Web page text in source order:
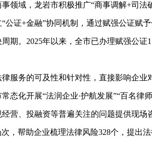
域，龙岩市积极推广“商事调解+司法
公证+金融”协同机制，通过赋强公证赋
期。2025年以来，全市已办理赋强公证
律服务的可及性和针对性，直接影响企业
化开展“法润企业·护航发展”“百名律
营、投融资等普遍关注的问题提供现场
次，帮助企业梳理法律风险328个，提出